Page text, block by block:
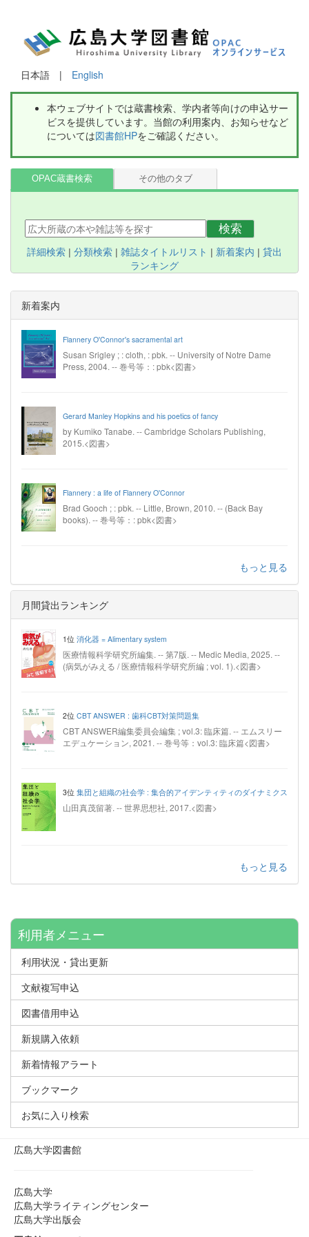
日本語 | English
本ウェブサイトでは蔵書検索、学内者等向けの申込サー
ビスを提供しています。当館の利用案内、お知らせなど
については図書館HPをご確認ください。
OPAC蔵書検索 その他のタブ
検索
詳細検索 | 分類検索 | 雑誌タイトルリスト | 新着案内 | 貸出
ランキング
新着案内
Flannery O'Connor's sacramental art
Susan Srigley ; : cloth, : pbk. -- University of Notre Dame
Press, 2004. -- 巻号等：: pbk<図書>
Gerard Manley Hopkins and his poetics of fancy
by Kumiko Tanabe. -- Cambridge Scholars Publishing,
2015.<図書>
Flannery : a life of Flannery O'Connor
Brad Gooch ; : pbk. -- Little, Brown, 2010. -- (Back Bay
books). -- 巻号等：: pbk<図書>
もっと見る
月間貸出ランキング
1位 消化器 = Alimentary system
医療情報科学研究所編集. -- 第7版. -- Medic Media, 2025. --
(病気がみえる / 医療情報科学研究所編 ; vol. 1).<図書>
2位 CBT ANSWER : 歯科CBT対策問題集
CBT ANSWER編集委員会編集 ; vol.3: 臨床篇. -- エムスリー
エデュケーション, 2021. -- 巻号等：vol.3: 臨床篇<図書>
3位 集団と組織の社会学 : 集合的アイデンティティのダイナミクス
山田真茂留著. -- 世界思想社, 2017.<図書>
もっと見る
利用者メニュー
利用状況・貸出更新
文献複写申込
図書借用申込
新規購入依頼
新着情報アラート
ブックマーク
お気に入り検索
広島大学図書館
広島大学
広島大学ライティングセンター
広島大学出版会